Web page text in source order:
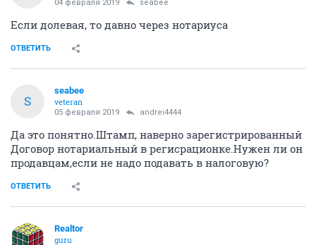
04 февраля 2019 seabee
Если долевая, то давно через нотариуса
ОТВЕТИТЬ
S
seabee
veteran
05 февраля 2019 andrei4444
Да это понятно.Штамп, наверно зарегистрированный
Договор нотариальный в регисрационке.Нужен ли он
продавцам,если не надо подавать в налоговую?
ОТВЕТИТЬ
Realtor
guru